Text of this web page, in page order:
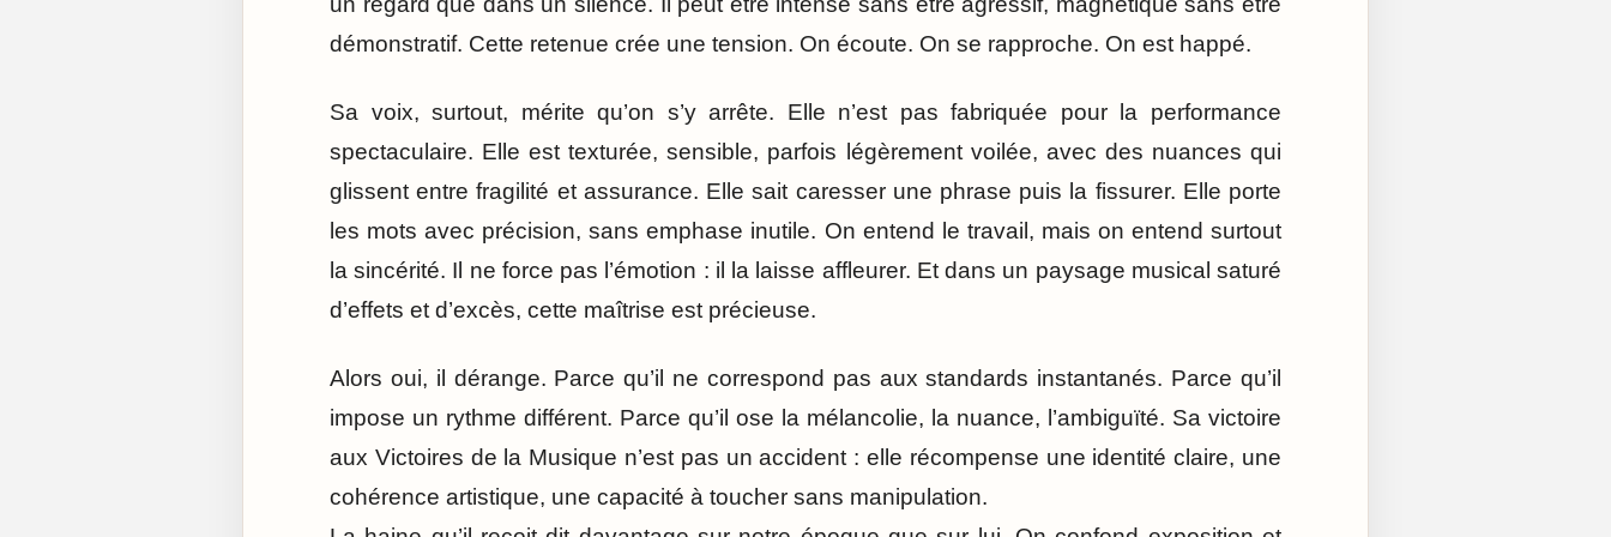
démonstratif. Cette retenue crée une tension. On écoute. On se rapproche. On est happé.
Sa voix, surtout, mérite qu’on s’y arrête. Elle n’est pas fabriquée pour la performance
spectaculaire. Elle est texturée, sensible, parfois légèrement voilée, avec des nuances qui
glissent entre fragilité et assurance. Elle sait caresser une phrase puis la fissurer. Elle porte
les mots avec précision, sans emphase inutile. On entend le travail, mais on entend surtout
la sincérité. Il ne force pas l’émotion : il la laisse affleurer. Et dans un paysage musical saturé
d’effets et d’excès, cette maîtrise est précieuse.
Alors oui, il dérange. Parce qu’il ne correspond pas aux standards instantanés. Parce qu’il
impose un rythme différent. Parce qu’il ose la mélancolie, la nuance, l’ambiguïté. Sa victoire
aux Victoires de la Musique n’est pas un accident : elle récompense une identité claire, une
cohérence artistique, une capacité à toucher sans manipulation.